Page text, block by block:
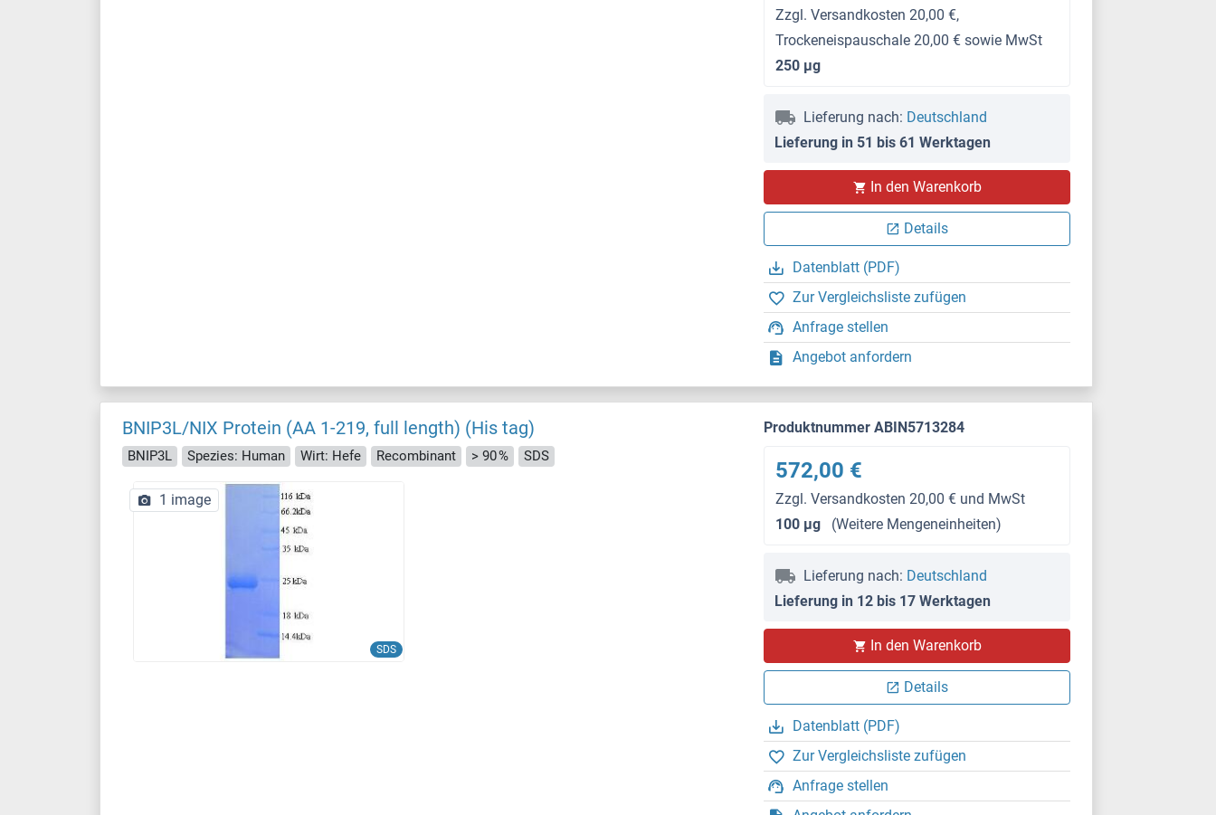
Zzgl. Versandkosten 20,00 €,
Trockeneispauschale 20,00 € sowie MwSt
250 μg
Lieferung nach: Deutschland
Lieferung in 51 bis 61 Werktagen
In den Warenkorb
Details
Datenblatt (PDF)
Zur Vergleichsliste zufügen
Anfrage stellen
Angebot anfordern
BNIP3L/NIX Protein (AA 1-219, full length) (His tag)
BNIP3L Spezies: Human Wirt: Hefe Recombinant > 90 % SDS
SDS
1 image
Produktnummer ABIN5713284
572,00 €
Zzgl. Versandkosten 20,00 € und MwSt
100 μg
(Weitere Mengeneinheiten)
Lieferung nach: Deutschland
Lieferung in 12 bis 17 Werktagen
In den Warenkorb
Details
Datenblatt (PDF)
Zur Vergleichsliste zufügen
Anfrage stellen